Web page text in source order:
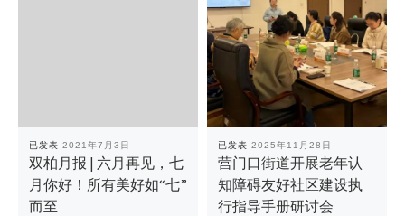
已发表 2021年7月3日
双柏月报 | 六月再见，七
月你好！所有美好如“七”
而至
已发表 2025年11月28日
营门口街道开展老年认
知障碍友好社区建设执
行指导手册研讨会